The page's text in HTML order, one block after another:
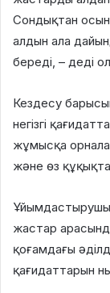
Сондықтан
алдын ала
береді, – деді
Кездесу
негізгі
жұмысқа
және өз
жастар
қоғамдағы
қағидаттарын